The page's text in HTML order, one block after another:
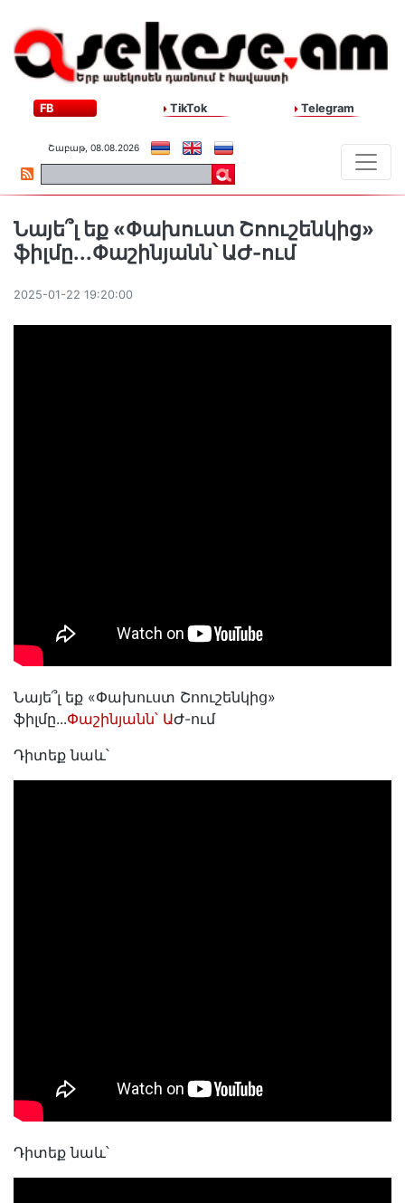
FB TikTok Telegram
Շաբաթ, 08.08.2026
Նայե՞լ եք «Փախուստ Շոուշենկից»
ֆիլմը...Փաշինյանն՝ ԱԺ-ում
2025-01-22 19:20:00
Նայե՞լ եք «Փախուստ Շոուշենկից»
ֆիլմը...Փաշինյանն՝ ԱԺ-ում
Դիտեք նաև՝
Դիտեք նաև՝